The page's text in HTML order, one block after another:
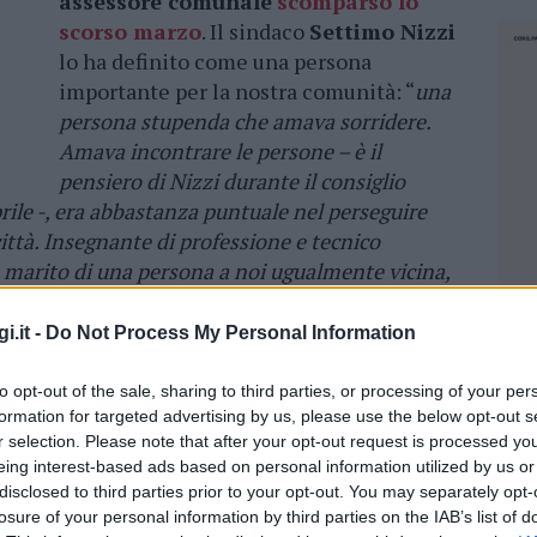
- Do Not Process My Personal Information
opt-out of the sale, sharing to third parties, or processing of your
for targeted advertising by us, please use the below opt-out
selection. Please note that after your opt-out request is processed
interest-based ads based on personal information utilized by us
to third parties prior to your opt-out. You may separately
of your personal information by third parties on the IAB’s list of
scorso marzo. Il sindaco Settimo Nizzi
lo ha definito come una persona
importante per la nostra comunità: “una
persona stupenda che amava sorridere.
Amava incontrare le persone – è il
pensiero di Nizzi durante il consiglio
-, era abbastanza puntuale nel perseguire
Insegnante di professione e tecnico
di una persona a noi ugualmente vicina,
minuto di raccoglimento in aula consiliare
della seduta odierna del Consiglio
un profondo momento di commozione e
onorare la memoria del concittadino